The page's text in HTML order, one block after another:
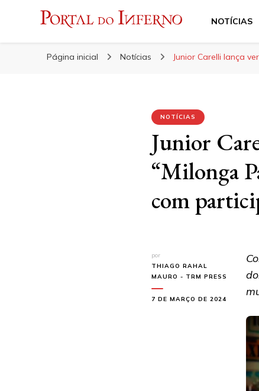
Portal do Inferno
NOTÍCIAS
Página inicial Notícias Junior Carelli lança
NOTÍCIAS
Junior
“Milonga
com
por
THIAGO RAHAL
MAURO - TRM PRESS
7 DE MARÇO DE 2024